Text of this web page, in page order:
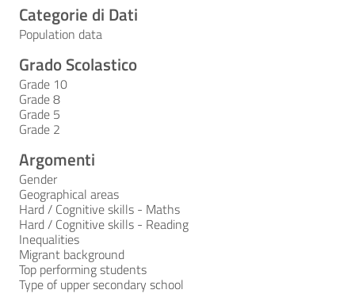
Categorie di Dati
Population data
Grado Scolastico
Grade 10
Grade 8
Grade 5
Grade 2
Argomenti
Gender
Geographical areas
Hard / Cognitive skills - Maths
Hard / Cognitive skills - Reading
Inequalities
Migrant background
Top performing students
Type of upper secondary school